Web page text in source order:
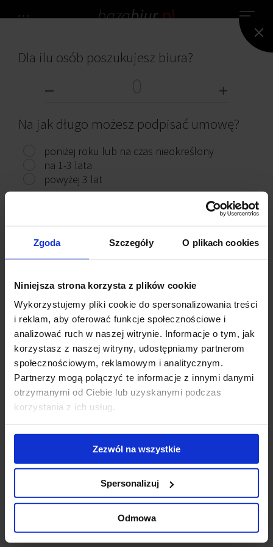
Zgoda Szczegóły O plikach cookies
Niniejsza strona korzysta z plików cookie
Wykorzystujemy pliki cookie do spersonalizowania treści
i reklam, aby oferować funkcje społecznościowe i
analizować ruch w naszej witrynie. Informacje o tym, jak
korzystasz z naszej witryny, udostępniamy partnerom
społecznościowym, reklamowym i analitycznym.
Partnerzy mogą połączyć te informacje z innymi danymi
otrzymanymi od Ciebie lub uzyskanymi podczas
korzystania z ich usług.
Zezwól na wszystkie
Spersonalizuj
Odmowa
NIE ZNALEZIONO ŻADNEGO BIURA.
Przeczytaj ciekawe artykuły
Gigantyczny
kompleks
biurowo-
hotelowy na
finiszu budowy
Modernizacja
kompleksu Diuna
- nowe centrum
konferencyjne
otwarte
Skontaktuj się z nami
Jones Lang LaSalle Sp. z o.o.
Dla ilu osób poszukujesz biura?
Na jak długo możesz podpisać umowę?
poniżej roku lub na czas nieokreślony
na 1-3 lata
powyżej 3 lat